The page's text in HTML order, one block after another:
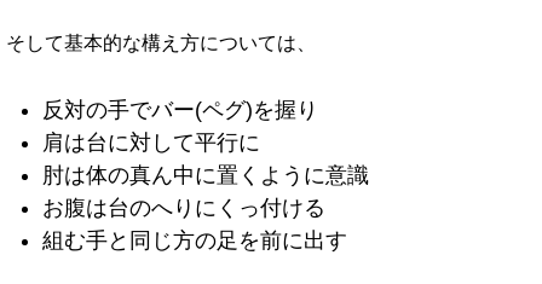
そして基本的な構え方については、
反対の手でバー(ペグ)を握り
肩は台に対して平行に
肘は体の真ん中に置くように意識
お腹は台のへりにくっ付ける
組む手と同じ方の足を前に出す